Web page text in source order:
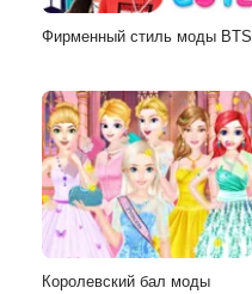
Фирменный стиль моды BTS
Королевский бал моды